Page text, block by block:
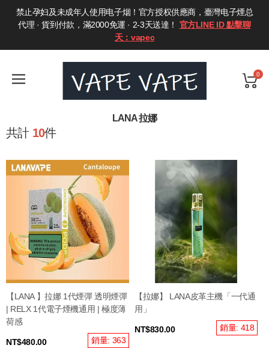
禁止孕妇及未成年人使用电子烟！官方授权供應商，臺灣电子煙总
代理 · 貨到付款，滿2000免運 · 2-3天送達！ 官方LINE ID 點擊聊
天：vapec
0
LANA 拉娜
共計 10件
【LANA 】拉娜 1代煙彈 透明煙彈
| RELX 1代電子煙機通用 | 極度薄
荷感
NT$480.00 銷量: 363
【拉娜】 LANA皮革主機「一代通
用」
NT$830.00 銷量: 418